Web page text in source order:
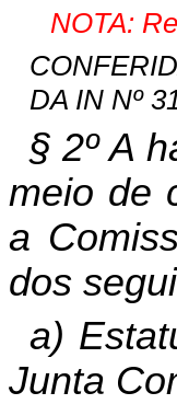
NOTA:
DA IN Nº
§ 2º A
meio de
a
dos
a)
Junta